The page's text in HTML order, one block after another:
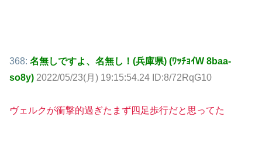
368: 名無しですよ、名無し！(兵庫県) (ﾜｯﾁｮｲW 8baa-
so8y) 2022/05/23(月) 19:15:54.24 ID:8/72RqG10
ヴェルクが衝撃的過ぎたまず四足歩行だと思ってた